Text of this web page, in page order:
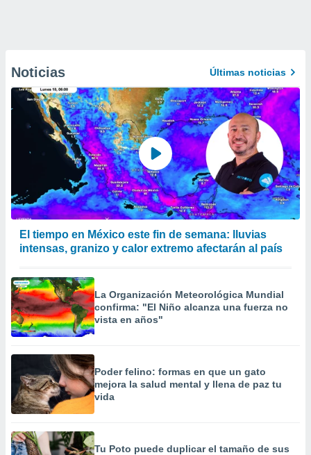
Noticias Últimas noticias
El tiempo en México este fin de semana: lluvias
intensas, granizo y calor extremo afectarán al país
La Organización Meteorológica Mundial
confirma: "El Niño alcanza una fuerza no
vista en años"
Poder felino: formas en que un gato
mejora la salud mental y llena de paz tu
vida
Tu Poto puede duplicar el tamaño de sus